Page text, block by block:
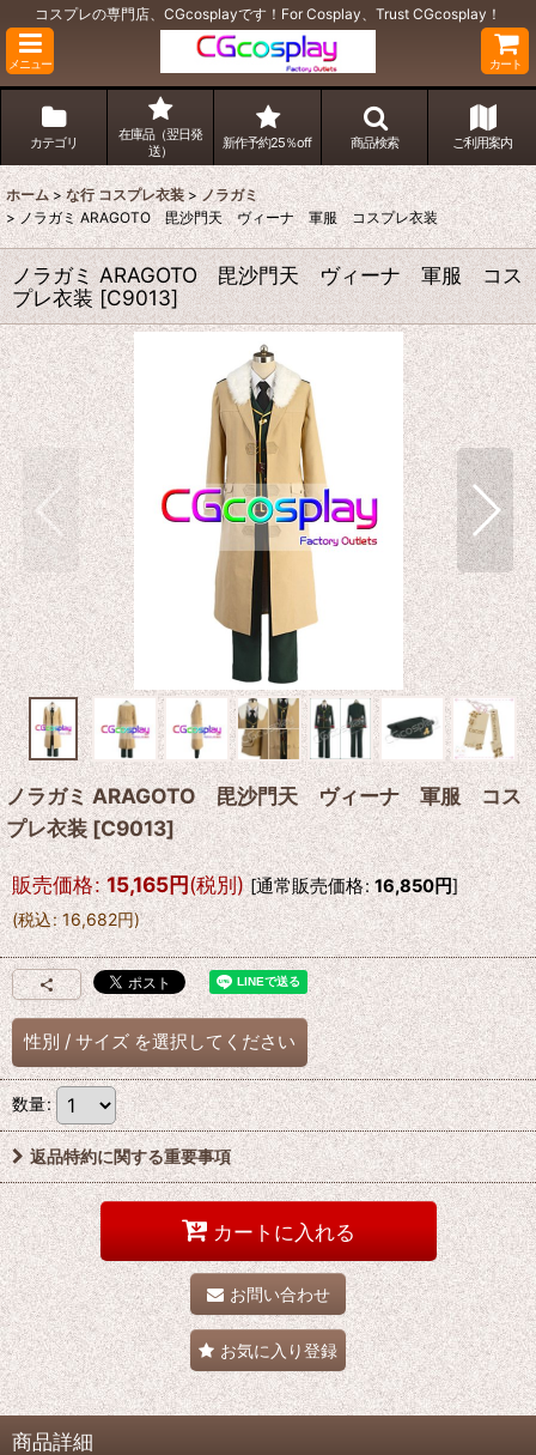
コスプレの専門店、CGcosplayです！For Cosplay、Trust CGcosplay！
メニュー カート
カテゴリ
在庫品（翌日発
送）
新作予約25％off 商品検索 ご利用案内
ホーム > な行 コスプレ衣装 > ノラガミ
> ノラガミ ARAGOTO 毘沙門天 ヴィーナ 軍服 コスプレ衣装
ノラガミ ARAGOTO 毘沙門天 ヴィーナ 軍服 コス
プレ衣装 [C9013]
ノラガミ ARAGOTO 毘沙門天 ヴィーナ 軍服 コス
プレ衣装 [C9013]
販売価格: 15,165円(税別) [通常販売価格: 16,850円]
(税込: 16,682円)
性別 / サイズ を選択してください
数量:
返品特約に関する重要事項
カートに入れる
お問い合わせ
お気に入り登録
商品詳細